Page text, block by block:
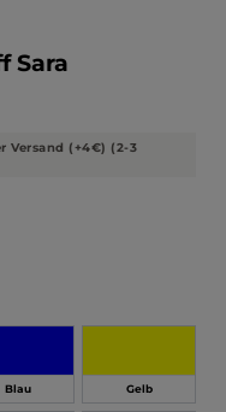
Sara
5 Sternen
Versand (+4€) (2-3
Blau Gelb